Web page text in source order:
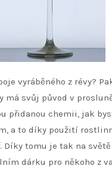
vyráběného z révy?
svůj původ v
přidanou chemii, jak
a to díky použití
tomu je tak na světě
dárku pro někoho z